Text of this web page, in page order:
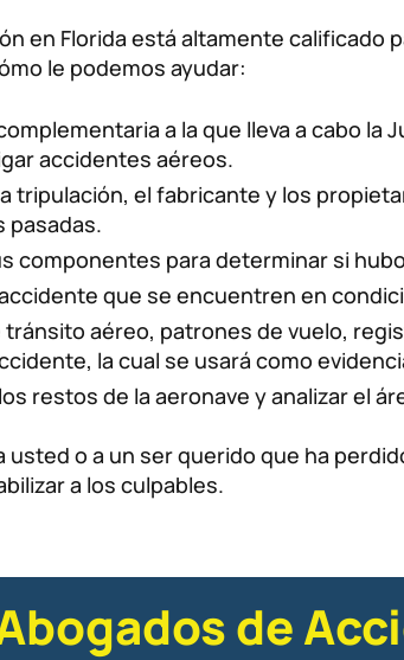
en Florida está altamente calificado
le podemos ayudar:
a la que lleva a cabo la
accidentes aéreos.
tripulación, el fabricante y los
pasadas.
componentes para determinar si
que se encuentren en
aéreo, patrones de vuelo,
la cual se usará como
restos de la aeronave y analizar el
o a un ser querido que ha
a los culpables.
de